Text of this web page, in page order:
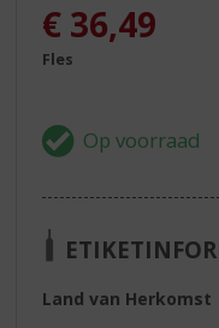
€ 36,49
Fles
Land van Herkomst